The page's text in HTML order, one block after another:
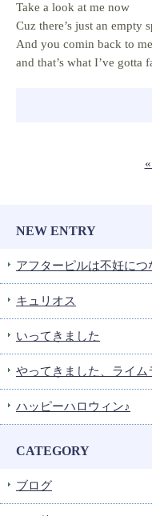
Take a look at me now
Cuz there’s just an empty
And you comin back to
and that’s what I’ve gotta
NEW ENTRY
アフターピルは不妊につ
キュリオス
いってきました
やってきました、ライム
ハッピーハロウィン♪
CATEGORY
ブログ